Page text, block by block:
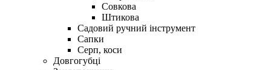
Совкова
Штикова
Садовий ручний інструмент
Сапки
Серп, коси
Довгогубці